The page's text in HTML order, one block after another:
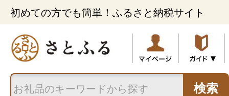
初めての方でも簡単！ふるさと納税サイト
検索